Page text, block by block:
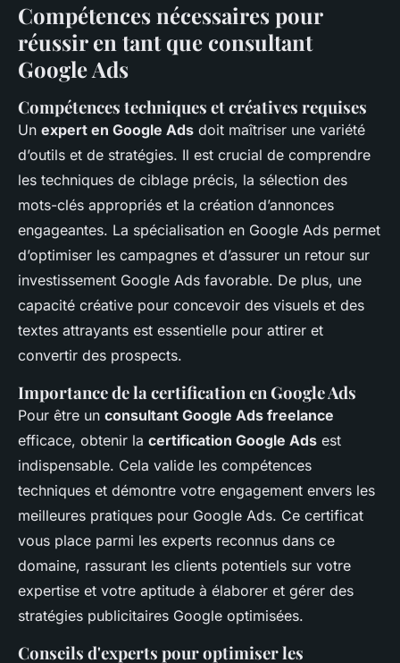
Compétences nécessaires pour
réussir en tant que consultant
Google Ads
Compétences techniques et créatives requises
Un expert en Google Ads doit maîtriser une variété
d’outils et de stratégies. Il est crucial de comprendre
les techniques de ciblage précis, la sélection des
mots-clés appropriés et la création d’annonces
engageantes. La spécialisation en Google Ads permet
d’optimiser les campagnes et d’assurer un retour sur
investissement Google Ads favorable. De plus, une
capacité créative pour concevoir des visuels et des
textes attrayants est essentielle pour attirer et
convertir des prospects.
Importance de la certification en Google Ads
Pour être un consultant Google Ads freelance
efficace, obtenir la certification Google Ads est
indispensable. Cela valide les compétences
techniques et démontre votre engagement envers les
meilleures pratiques pour Google Ads. Ce certificat
vous place parmi les experts reconnus dans ce
domaine, rassurant les clients potentiels sur votre
expertise et votre aptitude à élaborer et gérer des
stratégies publicitaires Google optimisées.
Conseils d'experts pour optimiser les